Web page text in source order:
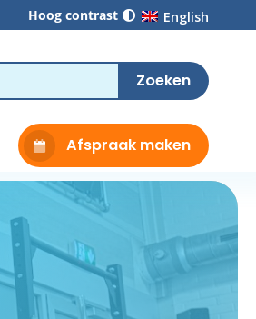
Hoog contrast English
Afspraak maken